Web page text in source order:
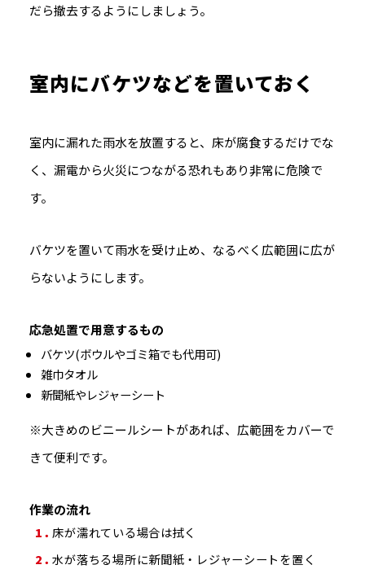
だら撤去するようにしましょう。
室内にバケツなどを置いておく
室内に漏れた雨水を放置すると、床が腐食するだけでな
く、漏電から火災につながる恐れもあり非常に危険で
す。
バケツを置いて雨水を受け止め、なるべく広範囲に広が
らないようにします。
応急処置で用意するもの
バケツ(ボウルやゴミ箱でも代用可)
雑巾タオル
新聞紙やレジャーシート
※大きめのビニールシートがあれば、広範囲をカバーで
きて便利です。
作業の流れ
床が濡れている場合は拭く
水が落ちる場所に新聞紙・レジャーシートを置く